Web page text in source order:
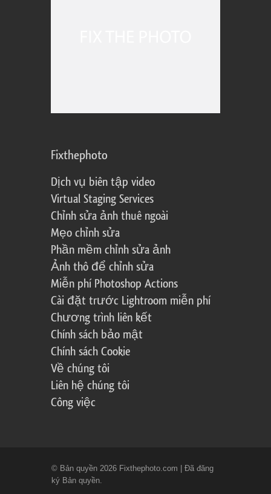
Fixthephoto
Dịch vụ biên tập video
Virtual Staging Services
Chỉnh sửa ảnh thuê ngoài
Mẹo chỉnh sửa
Phần mềm chỉnh sửa ảnh
Ảnh thô để chỉnh sửa
Miễn phí Photoshop Actions
Cài đặt trước Lightroom miễn phí
Chương trình liên kết
Chính sách bảo mật
Chính sách Cookie
Về chúng tôi
Liên hệ chúng tôi
Công việc
© Bản quyền 2026 Fixthephoto.com | Đã đăng
ký Bản quyền.